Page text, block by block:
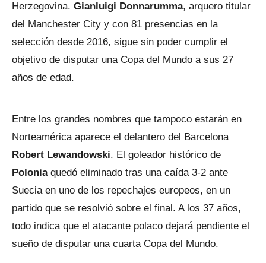
Herzegovina. Gianluigi Donnarumma, arquero titular
del Manchester City y con 81 presencias en la
selección desde 2016, sigue sin poder cumplir el
objetivo de disputar una Copa del Mundo a sus 27
años de edad.
Entre los grandes nombres que tampoco estarán en
Norteamérica aparece el delantero del Barcelona
Robert Lewandowski. El goleador histórico de
Poloniaquedó eliminado tras una caída 3-2 ante
Suecia en uno de los repechajes europeos, en un
partido que se resolvió sobre el final. A los 37 años,
todo indica que el atacante polaco dejará pendiente el
sueño de disputar una cuarta Copa del Mundo.